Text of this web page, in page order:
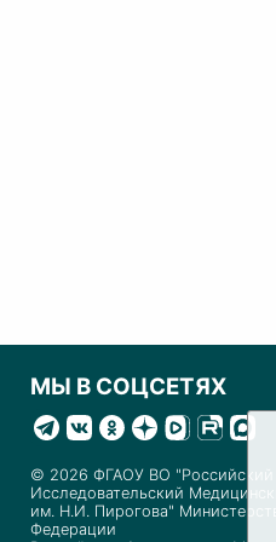
МЫ В СОЦСЕТЯХ
© 2026 ФГАОУ ВО "Российский
Исследовательский
им. Н.И. Пирогова"
Федерации